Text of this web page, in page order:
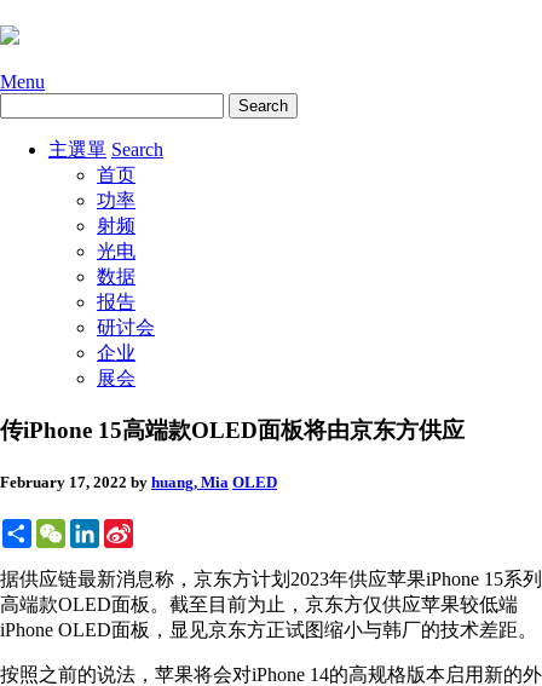
Menu
主選單 Search
首页
功率
射频
光电
数据
报告
研讨会
企业
展会
传iPhone 15高端款OLED面板将由京东方供应
February 17, 2022 by huang, Mia OLED
ShareWeChatLinkedIn
据供应链最新消息称，京东方计划2023年供应苹果iPhone 15系列
高端款OLED面板。截至目前为止，京东方仅供应苹果较低端
iPhone OLED面板，显见京东方正试图缩小与韩厂的技术差距。
按照之前的说法，苹果将会对iPhone 14的高规格版本启用新的外